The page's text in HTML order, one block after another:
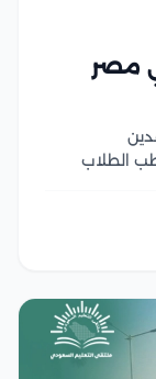
مصر
الطلاب
برامج